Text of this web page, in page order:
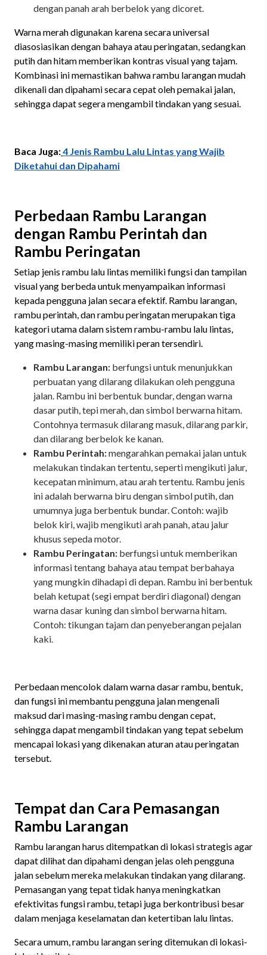
dengan panah arah berbelok yang dicoret.
Warna merah digunakan karena secara universal
diasosiasikan dengan bahaya atau peringatan, sedangkan
putih dan hitam memberikan kontras visual yang tajam.
Kombinasi ini memastikan bahwa rambu larangan mudah
dikenali dan dipahami secara cepat oleh pemakai jalan,
sehingga dapat segera mengambil tindakan yang sesuai.
Baca Juga:4 Jenis Rambu Lalu Lintas yang Wajib
Diketahui dan Dipahami
Perbedaan Rambu Larangan
dengan Rambu Perintah dan
Rambu Peringatan
Setiap jenis rambu lalu lintas memiliki fungsi dan tampilan
visual yang berbeda untuk menyampaikan informasi
kepada pengguna jalan secara efektif. Rambu larangan,
rambu perintah, dan rambu peringatan merupakan tiga
kategori utama dalam sistem rambu-rambu lalu lintas,
yang masing-masing memiliki peran tersendiri.
Rambu Larangan: berfungsi untuk menunjukkan
perbuatan yang dilarang dilakukan oleh pengguna
jalan. Rambu ini berbentuk bundar, dengan warna
dasar putih, tepi merah, dan simbol berwarna hitam.
Contohnya termasuk dilarang masuk, dilarang parkir,
dan dilarang berbelok ke kanan.
Rambu Perintah:mengarahkan pemakai jalan untuk
melakukan tindakan tertentu, seperti mengikuti jalur,
kecepatan minimum, atau arah tertentu. Rambu jenis
ini adalah berwarna biru dengan simbol putih, dan
umumnya juga berbentuk bundar. Contoh: wajib
belok kiri, wajib mengikuti arah panah, atau jalur
khusus sepeda motor.
Rambu Peringatan: berfungsi untuk memberikan
informasi tentang bahaya atau tempat berbahaya
yang mungkin dihadapi di depan. Rambu ini berbentuk
belah ketupat (segi empat berdiri diagonal) dengan
warna dasar kuning dan simbol berwarna hitam.
Contoh: tikungan tajam dan penyeberangan pejalan
kaki.
Perbedaan mencolok dalam warna dasar rambu, bentuk,
dan fungsi ini membantu pengguna jalan mengenali
maksud dari masing-masing rambu dengan cepat,
sehingga dapat mengambil tindakan yang tepat sebelum
mencapai lokasi yang dikenakan aturan atau peringatan
tersebut.
Tempat dan Cara Pemasangan
Rambu Larangan
Rambu larangan harus ditempatkan di lokasi strategis agar
dapat dilihat dan dipahami dengan jelas oleh pengguna
jalan sebelum mereka melakukan tindakan yang dilarang.
Pemasangan yang tepat tidak hanya meningkatkan
efektivitas fungsi rambu, tetapi juga berkontribusi besar
dalam menjaga keselamatan dan ketertiban lalu lintas.
Secara umum, rambu larangan sering ditemukan di lokasi-